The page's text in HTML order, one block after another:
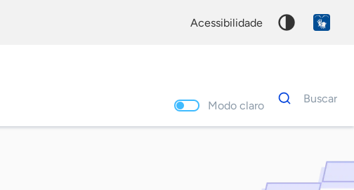
acessibilidade
Modo claro
Dados
para
Buscar